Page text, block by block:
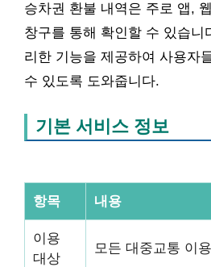
승차권 환불 내역은 주로 앱,
창구를 통해 확인할 수 있습니
리한 기능을 제공하여 사용자
수 있도록 도와줍니다.
기본 서비스 정보
항목 내용
이용
대상
모든 대중교통 이